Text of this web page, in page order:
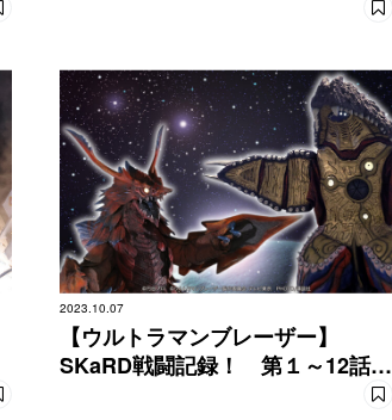
2023.10.07
【ウルトラマンブレーザー】
SKaRD戦闘記録！ 第１～12話登